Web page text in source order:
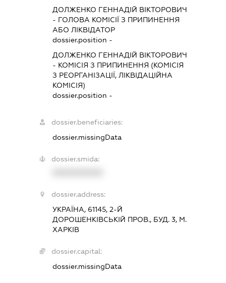
ДОЛЖЕНКО ГЕННАДІЙ ВІКТОРОВИЧ
- ГОЛОВА КОМІСІЇ З ПРИПИНЕННЯ
АБО ЛІКВІДАТОР
dossier.position -
ДОЛЖЕНКО ГЕННАДІЙ ВІКТОРОВИЧ
- КОМІСІЯ З ПРИПИНЕННЯ (КОМІСІЯ
З РЕОРГАНІЗАЦІЇ, ЛІКВІДАЦІЙНА
КОМІСІЯ)
dossier.position -
dossier.beneficiaries:
dossier.missingData
dossier.smida:
dossier.address:
УКРАЇНА, 61145, 2-Й
ДОРОШЕНКІВСЬКІЙ ПРОВ., БУД. 3, М.
ХАРКІВ
dossier.capital:
dossier.missingData